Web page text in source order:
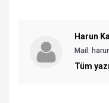
Harun
Mail:
Tüm